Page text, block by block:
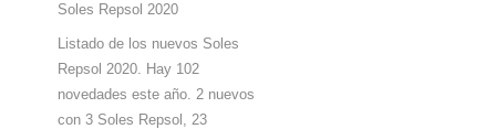
Soles Repsol 2020
Listado de los nuevos Soles
Repsol 2020. Hay 102
novedades este año. 2 nuevos
con 3 Soles Repsol, 23